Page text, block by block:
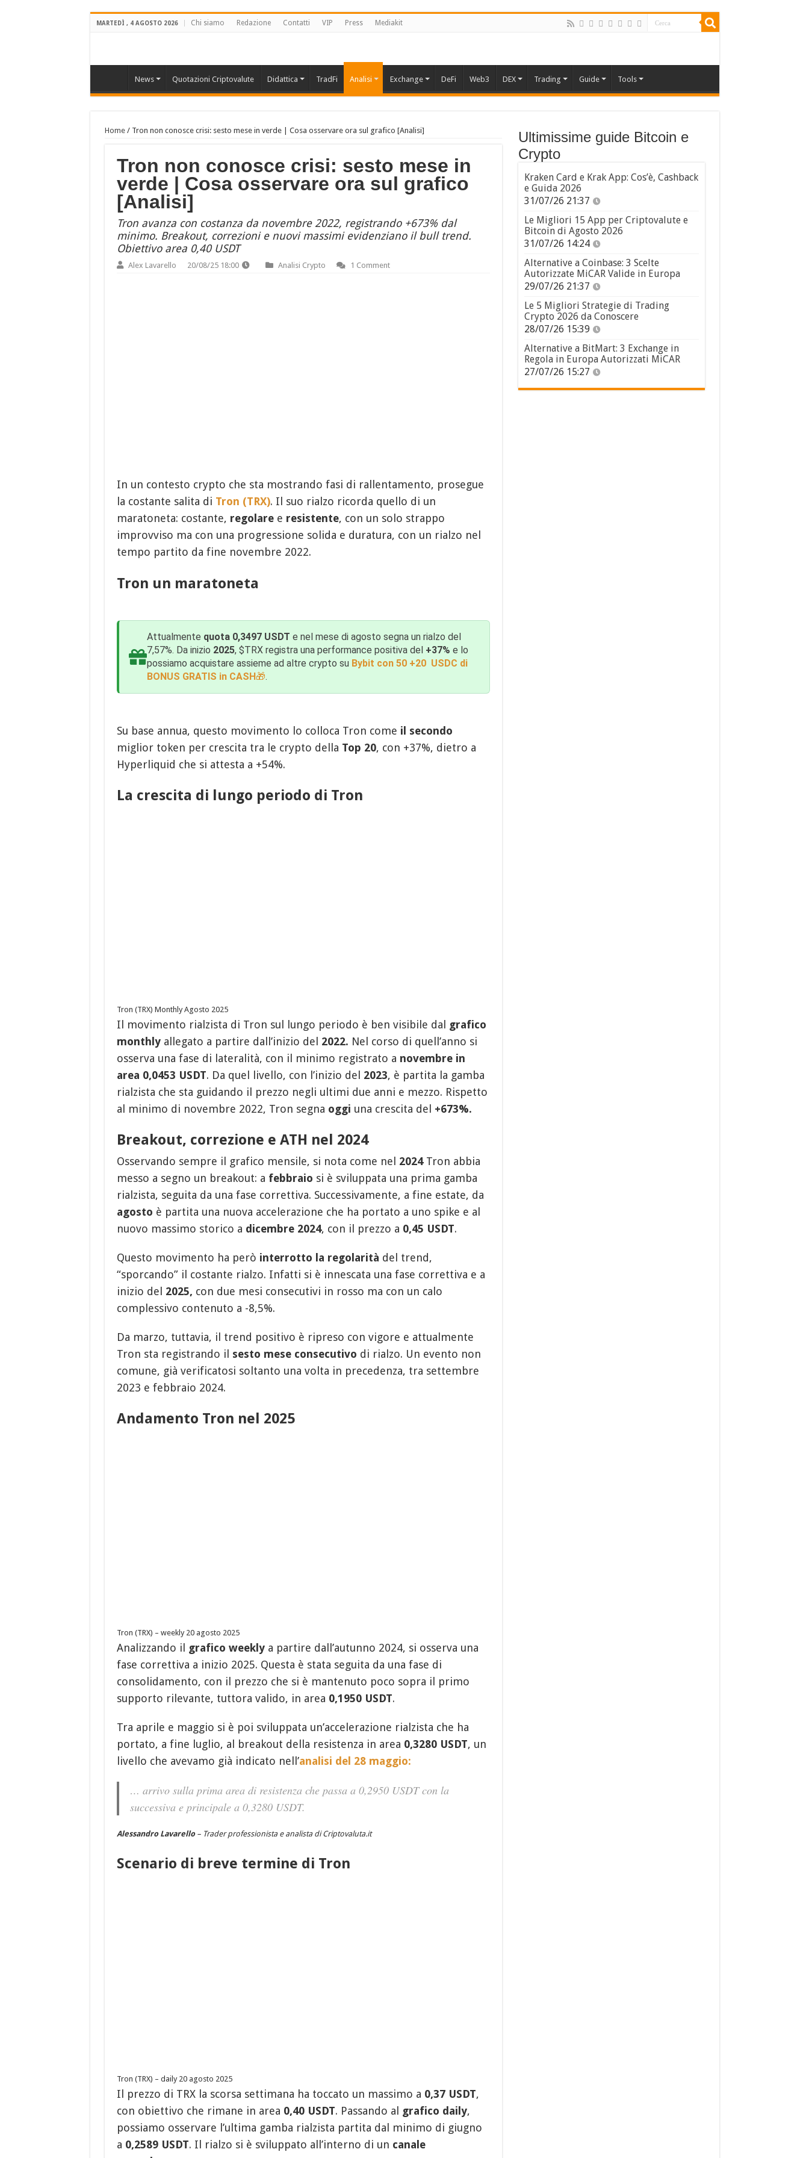
MARTEDÌ , 4 AGOSTO 2026 Chi siamo Redazione Contatti VIP Press Mediakit
News Quotazioni Criptovalute Didattica TradFi Analisi Exchange DeFi Web3 DEX Trading Guide Tools
Home/ Tron non conosce crisi: sesto mese in verde | Cosa osservare ora sul grafico [Analisi]
Tron non conosce crisi: sesto mese in
verde | Cosa osservare ora sul grafico
[Analisi]
Tron avanza con costanza da novembre 2022, registrando +673% dal
minimo. Breakout, correzioni e nuovi massimi evidenziano il bull trend.
Obiettivo area 0,40 USDT
Alex Lavarello 20/08/25 18:00 Analisi Crypto 1 Comment
In un contesto crypto che sta mostrando fasi di rallentamento, prosegue
la costante salita di Tron (TRX). Il suo rialzo ricorda quello di un
maratoneta: costante, regolaree resistente, con un solo strappo
improvviso ma con una progressione solida e duratura, con un rialzo nel
tempo partito da fine novembre 2022.
Tron un maratoneta
Attualmente quota 0,3497 USDT e nel mese di agosto segna un rialzo del
7,57%. Da inizio 2025, $TRX registra una performance positiva del +37% e lo
possiamo acquistare assieme ad altre crypto su Bybit con 50 +20 USDC di
BONUS GRATIS in CASH🎁.
Su base annua, questo movimento lo colloca Tron come il secondo
miglior token per crescita tra le crypto della Top 20, con +37%, dietro a
Hyperliquid che si attesta a +54%.
La crescita di lungo periodo di Tron
Tron (TRX) Monthly Agosto 2025
Il movimento rialzista di Tron sul lungo periodo è ben visibile dal
grafico
monthlyallegato a partire dall’inizio del 2022. Nel corso di quell’anno si
osserva una fase di lateralità, con il minimo registrato a novembre in
area 0,0453 USDT. Da quel livello, con l’inizio del 2023, è partita la gamba
rialzista che sta guidando il prezzo negli ultimi due anni e mezzo. Rispetto
al minimo di novembre 2022, Tron segna oggi una crescita del +673%.
Breakout, correzione e ATH nel 2024
Osservando sempre il grafico mensile, si nota come nel 2024Tron abbia
messo a segno un breakout: a febbraio si è sviluppata una prima gamba
rialzista, seguita da una fase correttiva. Successivamente, a fine estate, da
agosto è partita una nuova accelerazione che ha portato a uno spike e al
nuovo massimo storico a dicembre 2024, con il prezzo a 0,45 USDT.
Questo movimento ha però interrotto la regolarità del trend,
“sporcando” il costante rialzo. Infatti si è innescata una fase correttiva e a
inizio del 2025, con due mesi consecutivi in rosso ma con un calo
complessivo contenuto a -8,5%.
Da marzo, tuttavia, il trend positivo è ripreso con vigore e attualmente
Tron sta registrando il sesto mese consecutivo di rialzo. Un evento non
comune, già verificatosi soltanto una volta in precedenza, tra settembre
2023 e febbraio 2024.
Andamento Tron nel 2025
Tron (TRX) – weekly 20 agosto 2025
Analizzando il grafico weekly a partire dall’autunno 2024, si osserva una
fase correttiva a inizio 2025. Questa è stata seguita da una fase di
consolidamento, con il prezzo che si è mantenuto poco sopra il primo
supporto rilevante, tuttora valido, in area 0,1950 USDT.
Tra aprile e maggio si è poi sviluppata un’accelerazione rialzista che ha
portato, a fine luglio, al breakout della resistenza in area 0,3280 USDT, un
livello che avevamo già indicato nell’analisi del 28 maggio:
… arrivo sulla prima area di resistenza che passa a 0,2950 USDT con la
successiva e principale a 0,3280 USDT.
Alessandro Lavarello– Trader professionista e analista di Criptovaluta.it
Scenario di breve termine di Tron
Tron (TRX) – daily 20 agosto 2025
Il prezzo di TRX la scorsa settimana ha toccato un massimo a 0,37 USDT,
con obiettivo che rimane in area 0,40 USDT. Passando al grafico daily,
possiamo osservare l’ultima gamba rialzista partita dal minimo di giugno
a 0,2589 USDT. Il rialzo si è sviluppato all’interno di un canale
Ultimissime guide Bitcoin e
Crypto
Kraken Card e Krak App: Cos’è, Cashback
e Guida 2026
31/07/26 21:37
Le Migliori 15 App per Criptovalute e
Bitcoin di Agosto 2026
31/07/26 14:24
Alternative a Coinbase: 3 Scelte
Autorizzate MiCAR Valide in Europa
29/07/26 21:37
Le 5 Migliori Strategie di Trading
Crypto 2026 da Conoscere
28/07/26 15:39
Alternative a BitMart: 3 Exchange in
Regola in Europa Autorizzati MiCAR
27/07/26 15:27